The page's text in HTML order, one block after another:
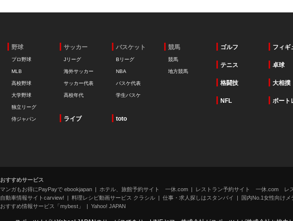
野球
プロ野球
MLB
高校野球
大学野球
独立リーグ
侍ジャパン
サッカー
Jリーグ
海外サッカー
サッカー代表
高校年代
バスケット
Bリーグ
NBA
バスケ代表
学生バスケ
競馬
競馬
地方競馬
ゴルフ フィギ
テニス 卓球
格闘技 大相撲
NFL ボート
ライブ toto
おすすめサービス
マンガもお得にPayPayで ebookjapan
ホテル、旅館予約サイト 一休.com
レストラン予約サイト 一休.com レ
自動車情報サイトcarview!
料理レシピ動画サービス クラシル 仕事・求人探しはスタンバイ
国内No.1女性向けメ
おすすめ情報サービス「mybest」
Yahoo! JAPAN